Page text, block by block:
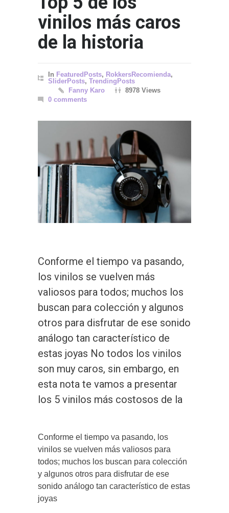
vinilos más caros
de la historia
In FeaturedPosts, RokkersRecomienda,
SliderPosts, TrendingPosts
Fanny Karo
8978 Views
0 comments
Conforme el tiempo va pasando,
los vinilos se vuelven más
valiosos para todos; muchos los
buscan para colección y algunos
otros para disfrutar de ese sonido
análogo tan característico de
estas joyas No todos los vinilos
son muy caros, sin embargo, en
esta nota te vamos a presentar
los 5 vinilos más costosos de la
Conforme el tiempo va pasando, los
vinilos se vuelven más valiosos para
todos; muchos los buscan para colección
y algunos otros para disfrutar de ese
sonido análogo tan característico de estas
joyas